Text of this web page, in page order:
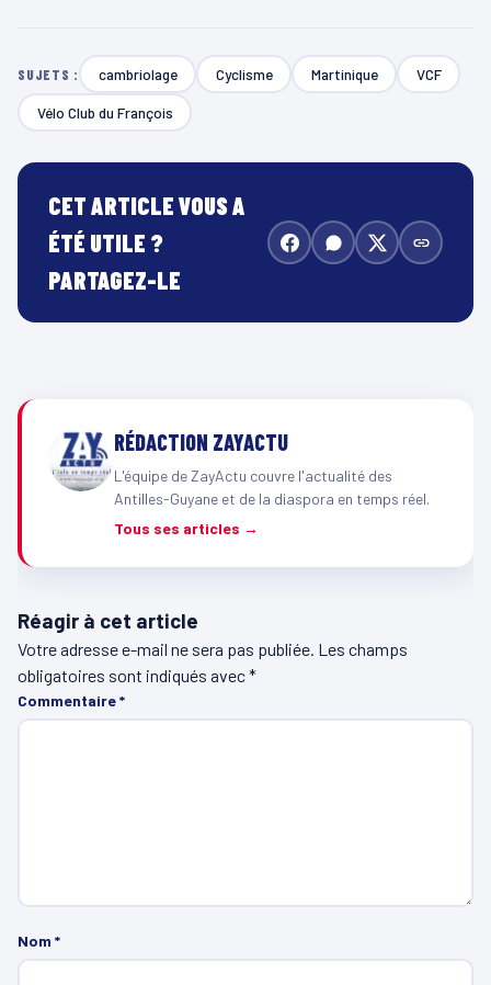
SUJETS : cambriolage Cyclisme Martinique VCF
Vélo Club du François
CET ARTICLE VOUS A
ÉTÉ UTILE ?
PARTAGEZ-LE
RÉDACTION ZAYACTU
L'équipe de ZayActu couvre l'actualité des
Antilles-Guyane et de la diaspora en temps réel.
Tous ses articles →
Réagir à cet article
Votre adresse e-mail ne sera pas publiée. Les champs
obligatoires sont indiqués avec*
Commentaire*
Nom *